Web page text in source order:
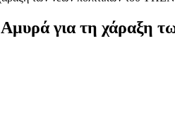
για τη χάραξη